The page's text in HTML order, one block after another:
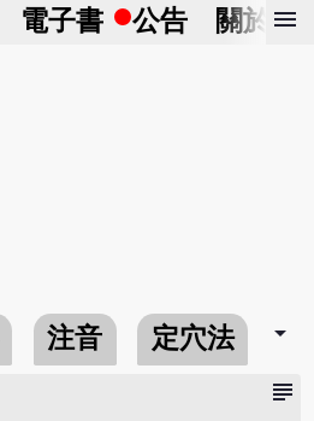
電子書 公告 關於 menu
注音 定穴法 arrow_drop_down
subject